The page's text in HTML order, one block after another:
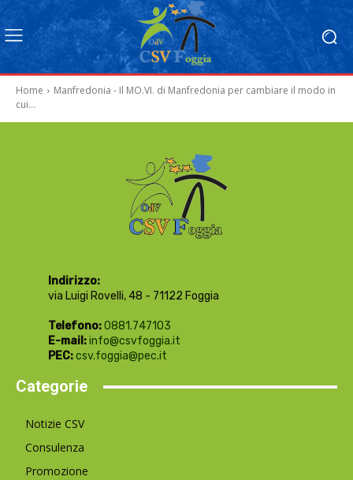
Home
Manfredonia - Il MO.VI. di Manfredonia per cambiare il modo in
cui...
Indirizzo:
via Luigi Rovelli, 48 - 71122 Foggia
Telefono:0881.747103
E-mail:info@csvfoggia.it
PEC:csv.foggia@pec.it
Categorie
Notizie CSV
Consulenza
Promozione